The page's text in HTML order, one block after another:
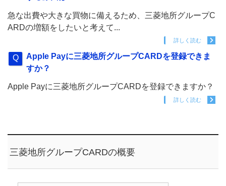
急な出費や大きな買物に備えるため、三菱地所グループC
ARDの増額をしたいと考えて...
詳しく読む
Apple Payに三菱地所グループCARDを登録できま
すか？
Apple Payに三菱地所グループCARDを登録できますか？
詳しく読む
三菱地所グループCARDの概要